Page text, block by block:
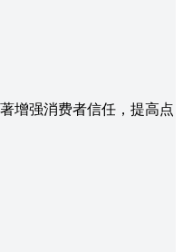
增强消费者信任，提高点